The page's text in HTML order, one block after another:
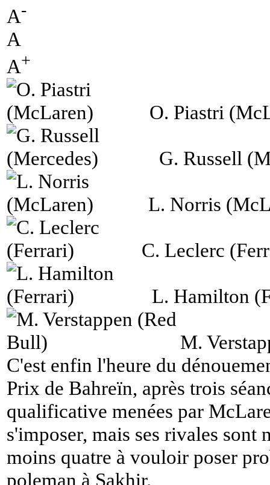
A-
A
A+
O. Piastri
G. Russell
L. Norris
C. Leclerc
L. Hamilton
M.
C'est enfin l'heure du
Prix de Bahreïn, après trois
qualificative menées par
s'imposer, mais ses rivales sont
moins quatre à vouloir poser
poleman à Sakhir.